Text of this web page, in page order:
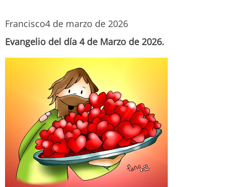
Francisco4 de marzo de 2026
Evangelio del día 4 de Marzo de 2026.